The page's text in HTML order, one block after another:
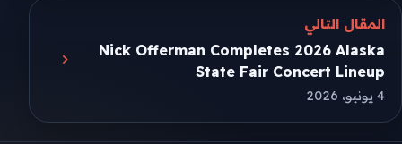
المقال التالي
Nick Offerman Completes 2026 Alaska
State Fair Concert Lineup
4 يونيو، 2026